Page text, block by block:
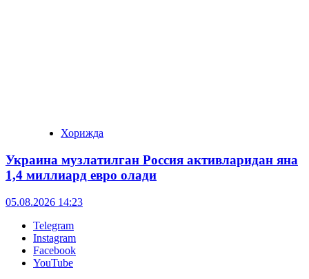
Хорижда
Украина музлатилган Россия активларидан яна
1,4 миллиард евро олади
05.08.2026 14:23
Telegram
Instagram
Facebook
YouTube